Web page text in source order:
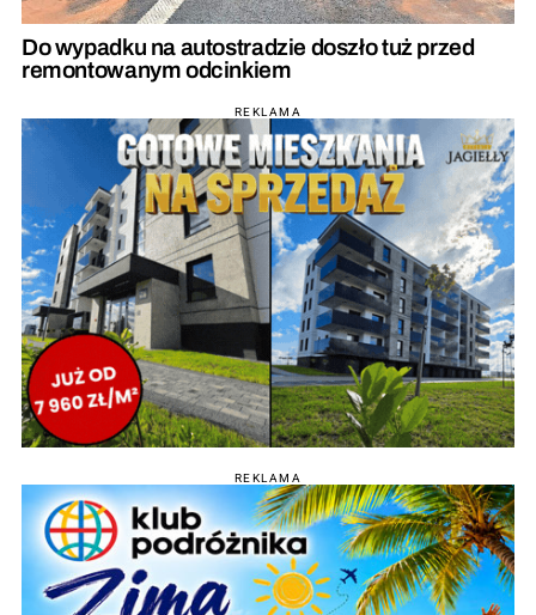
Do wypadku na autostradzie doszło tuż przed
remontowanym odcinkiem
REKLAMA
REKLAMA